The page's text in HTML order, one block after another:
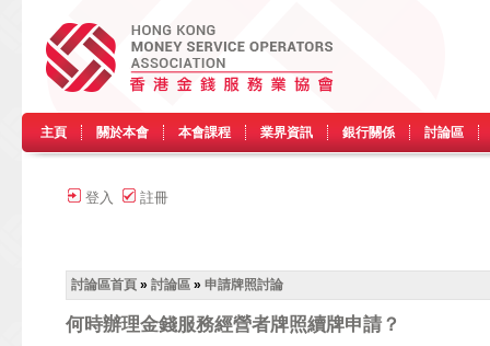
主頁 關於本會 本會課程 業界資訊 銀行關係 討論區
登入 註冊
討論區首頁 » 討論區 » 申請牌照討論
何時辦理金錢服務經營者牌照續牌申請？